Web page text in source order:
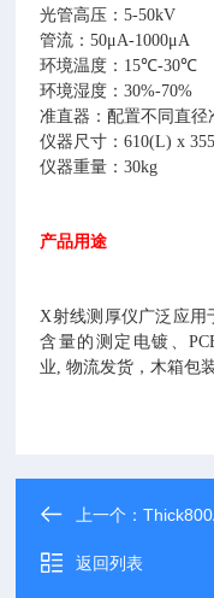
光管高压：5-50kV
管流：50μA-1000μA
环境温度： 15℃-30℃
环境湿度：30%-70%
准直器：配置不同直径
仪器尺寸：610(L) x
仪器重量：30kg
产品用途
X射线测厚仪广泛应用
含量的测定电镀、
业,物流发货，木箱包
上一个：
返回列表